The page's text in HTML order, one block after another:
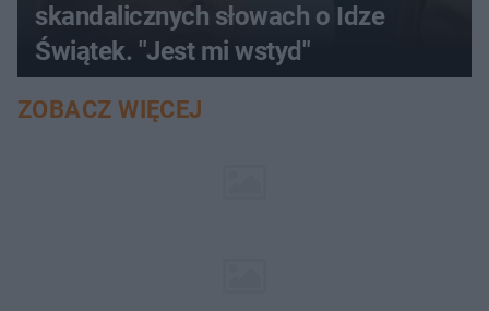
skandalicznych słowach o Idze
Świątek. "Jest mi wstyd"
ZOBACZ WIĘCEJ